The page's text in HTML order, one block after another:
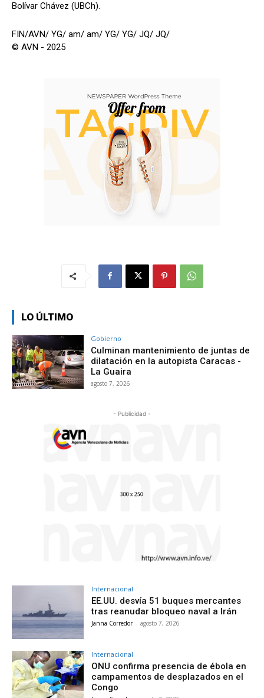
Bolívar Chávez (UBCh).
FIN/AVN/ YG/ am/ am/ YG/ YG/ JQ/ JQ/
© AVN - 2025
LO ÚLTIMO
Gobierno
Culminan mantenimiento de juntas de
dilatación en la autopista Caracas -
La Guaira
agosto 7, 2026
- Publicidad -
Internacional
EE.UU. desvía 51 buques mercantes
tras reanudar bloqueo naval a Irán
Janna Corredor - agosto 7, 2026
Internacional
ONU confirma presencia de ébola en
campamentos de desplazados en el
Congo